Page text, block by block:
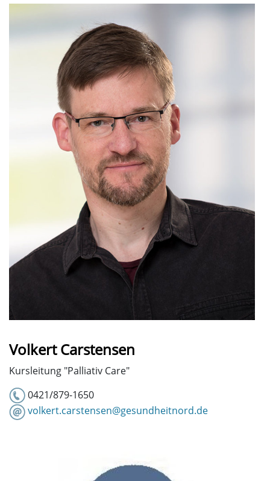
Volkert Carstensen
Kursleitung "Palliativ Care"
0421/879-1650
volkert.carstensen@gesundheitnord.de